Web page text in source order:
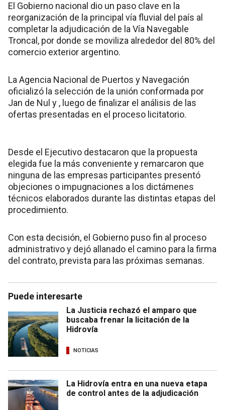
El Gobierno nacional dio un paso clave en la
reorganización de la principal vía fluvial del país al
completar la adjudicación de la Vía Navegable
Troncal, por donde se moviliza alrededor del 80% del
comercio exterior argentino.
La Agencia Nacional de Puertos y Navegación
oficializó la selección de la unión conformada por
Jan de Nul y , luego de finalizar el análisis de las
ofertas presentadas en el proceso licitatorio.
Desde el Ejecutivo destacaron que la propuesta
elegida fue la más conveniente y remarcaron que
ninguna de las empresas participantes presentó
objeciones o impugnaciones a los dictámenes
técnicos elaborados durante las distintas etapas del
procedimiento.
Con esta decisión, el Gobierno puso fin al proceso
administrativo y dejó allanado el camino para la firma
del contrato, prevista para las próximas semanas.
Puede interesarte
La Justicia rechazó el amparo que
buscaba frenar la licitación de la
Hidrovía
NOTICIAS
La Hidrovía entra en una nueva etapa
de control antes de la adjudicación